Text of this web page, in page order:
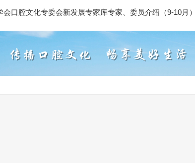
口腔文化专委会新发展专家库专家、委员介绍（9-10月）